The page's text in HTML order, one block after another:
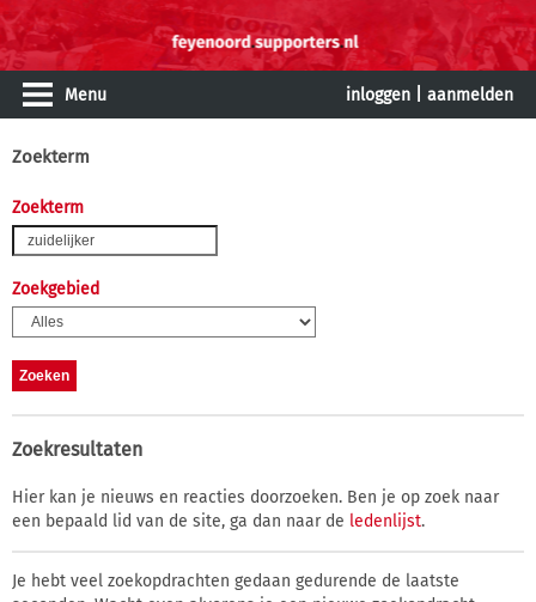
Menu inloggen aanmelden
Zoekterm
Zoekterm
Zoekgebied
Zoekresultaten
Hier kan je nieuws en reacties doorzoeken. Ben je op zoek naar
een bepaald lid van de site, ga dan naar de ledenlijst.
Je hebt veel zoekopdrachten gedaan gedurende de laatste